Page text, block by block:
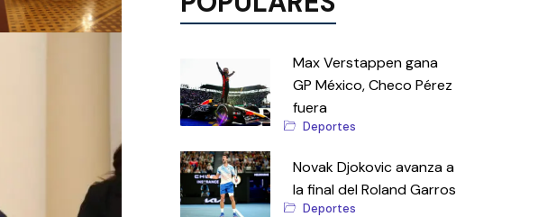
Max Verstappen gana
GP México, Checo Pérez
fuera
Deportes
Novak Djokovic avanza a
la final del Roland Garros
Deportes